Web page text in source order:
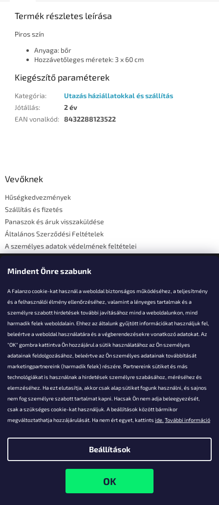
Mindent Önre szabunk
A Falanzo cookie-kat használ a weboldal biztonságos működéséhez, a teljesítmény
és a felhasználói élmény ellenőrzéséhez, valamint a lényeges tartalmak és a
személyre szabott hirdetések további javításához mind a weboldalunkon, mind
harmadik felek weboldalain. Ehhez az általunk gyűjtött információkat használjuk fel,
beleértve a weboldal használatára és a végberendezésekre vonatkozó adatokat. Az
"OK" gombra kattintva Ön hozzájárul a sütik használatához az Ön személyes
adatainak feldolgozásához, beleértve az Ön személyes adatainak továbbítását
marketingpartnereink (harmadik felek) részére. Partnereink sütiket és más
technológiákat is használnak a hirdetések személyre szabásához, méréséhez és
elemzéséhez. Ha ezt elutasítja, akkor csak alap sütiket fogunk használni, és sajnos
nem fog személyre szabott tartalmat kapni. Hacsak Ön nem adja beleegyezését,
csak a szükséges cookie-kat használjuk. A beállítások között bármikor
megváltoztathatja hozzájárulását. Ha nem ért egyet, kattints ide. További információ
Beállítások
Termék részletes leírása
Piros szín
Anyaga: bőr
Hozzávetőleges méretek: 3 x 60 cm
Kiegészítő paraméterek
Kategória:
Utazás háziállatokkal és szállítás
Jótállás:
2 év
EAN vonalkód: 8432288123522
Vevőknek
Hűségkedvezmények
Szállítás és fizetés
Panaszok és áruk visszaküldése
Általános Szerződési Feltételek
A személyes adatok védelmének feltételei
Elérhetőségi adatok
Akarsz kérdezni valamit?
info@falanzo.hu
Falanzo.hu. Minden jog fenntartva.